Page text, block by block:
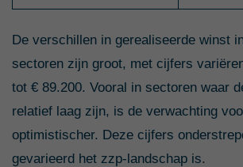
De verschillen in gerealiseerde winst
sectoren zijn groot, met cijfers
tot € 89.200. Vooral in sectoren waar
relatief laag zijn, is de verwachting
optimistischer. Deze cijfers
gevarieerd het zzp-landschap is.